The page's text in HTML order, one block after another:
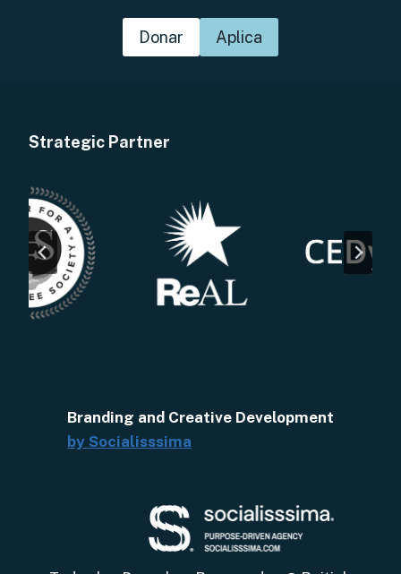
Donar Aplica
Strategic Partner
Branding and Creative Development
by Socialisssima